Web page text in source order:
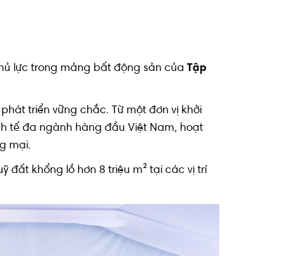
lực trong mảng bất động sản của Tập
triển vững chắc. Từ một đơn vị khởi
tế đa ngành hàng đầu Việt Nam, hoạt
mại.
đất khổng lồ hơn 8 triệu m² tại các vị trí